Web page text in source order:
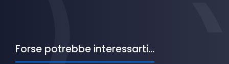
Forse potrebbe interessarti...